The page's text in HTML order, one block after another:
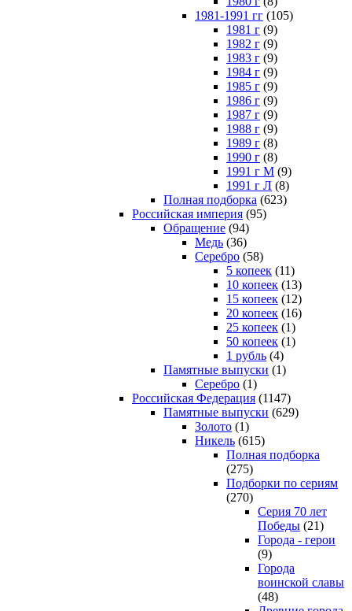
1981-1991 гг (105)
1981 г (9)
1982 г (9)
1983 г (9)
1984 г (9)
1985 г (9)
1986 г (9)
1987 г (9)
1988 г (9)
1989 г (8)
1990 г (8)
1991 г М (9)
1991 г Л (8)
Полная подборка (623)
Российская империя (95)
Обращение (94)
Медь (36)
Серебро (58)
5 копеек (11)
10 копеек (13)
15 копеек (12)
20 копеек (16)
25 копеек (1)
50 копеек (1)
1 рубль (4)
Памятные выпуски (1)
Серебро (1)
Российская Федерация (1147)
Памятные выпуски (629)
Золото (1)
Никель (615)
Полная подборка
(275)
Подборки по сериям
(270)
Серия 70 лет
Победы (21)
Города - герои
(9)
Города
воинской славы
(48)